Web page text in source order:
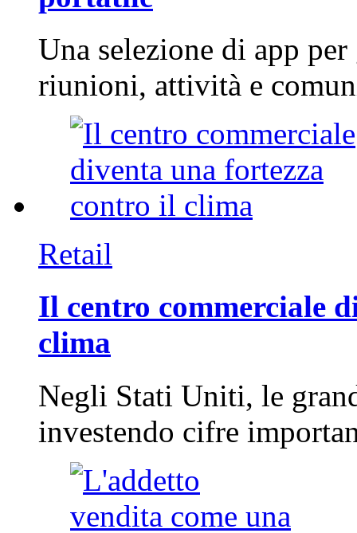
Una selezione di app
riunioni, attività e
Retail
Il centro commerciale
clima
Negli Stati Uniti, le
investendo cifre